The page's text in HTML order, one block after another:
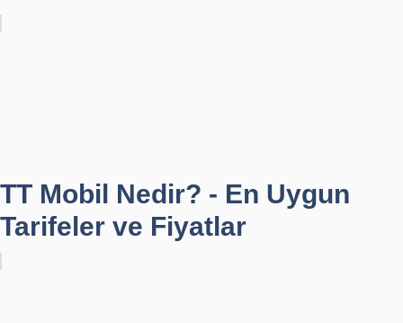
TT Mobil Nedir? - En Uygun
Tarifeler ve Fiyatlar